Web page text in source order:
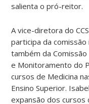
salienta o pró-reitor.
A vice-diretora do
participa da comissão
também da
e Monitoramento do
cursos de Medicina
Ensino Superior.
expansão dos cursos